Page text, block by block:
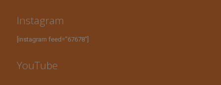
Instagram
[instagram feed="67678"]
YouTube